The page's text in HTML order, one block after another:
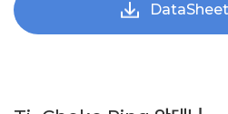
DataSheet